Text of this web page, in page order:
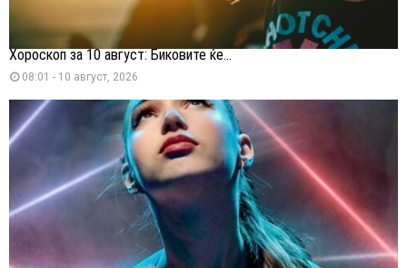
Хороскоп за 10 август: Биковите ќе...
08:01 - 10 август, 2026